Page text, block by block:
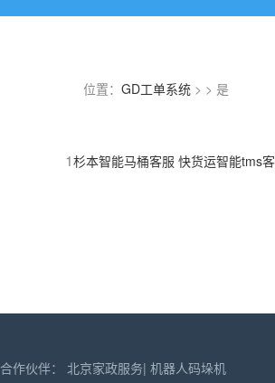
位置： GD工单系统 > > 是
1杉本智能马桶客服 快货运智能tms
合作伙伴： 北京家政服务| 机器人码垛机